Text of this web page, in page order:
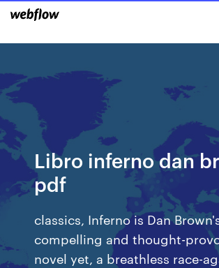
Libro inferno dan
pdf
classics, Inferno is Dan
compelling and thought-
novel yet, a breathless race-